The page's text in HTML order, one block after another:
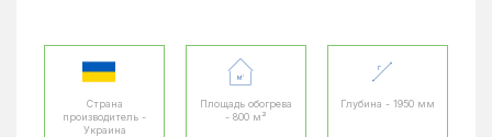
Страна
производитель -
Украина
Площадь обогрева
- 800 м²
Глубина - 1950 мм